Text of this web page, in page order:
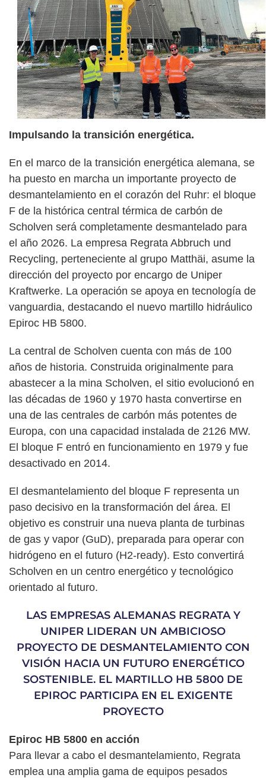
Impulsando la transición energética.
En el marco de la transición energética alemana, se
ha puesto en marcha un importante proyecto de
desmantelamiento en el corazón del Ruhr: el bloque
F de la histórica central térmica de carbón de
Scholven será completamente desmantelado para
el año 2026. La empresa Regrata Abbruch und
Recycling, perteneciente al grupo Matthäi, asume la
dirección del proyecto por encargo de Uniper
Kraftwerke. La operación se apoya en tecnología de
vanguardia, destacando el nuevo martillo hidráulico
Epiroc HB 5800.
La central de Scholven cuenta con más de 100
años de historia. Construida originalmente para
abastecer a la mina Scholven, el sitio evolucionó en
las décadas de 1960 y 1970 hasta convertirse en
una de las centrales de carbón más potentes de
Europa, con una capacidad instalada de 2126 MW.
El bloque F entró en funcionamiento en 1979 y fue
desactivado en 2014.
El desmantelamiento del bloque F representa un
paso decisivo en la transformación del área. El
objetivo es construir una nueva planta de turbinas
de gas y vapor (GuD), preparada para operar con
hidrógeno en el futuro (H2-ready). Esto convertirá
Scholven en un centro energético y tecnológico
orientado al futuro.
LAS EMPRESAS ALEMANAS REGRATA Y
UNIPER LIDERAN UN AMBICIOSO
PROYECTO DE DESMANTELAMIENTO CON
VISIÓN HACIA UN FUTURO ENERGÉTICO
SOSTENIBLE. EL MARTILLO HB 5800 DE
EPIROC PARTICIPA EN EL EXIGENTE
PROYECTO
Epiroc HB 5800 en acción
Para llevar a cabo el desmantelamiento, Regrata
emplea una amplia gama de equipos pesados